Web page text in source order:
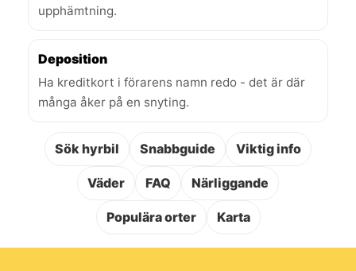
upphämtning.
Deposition
Ha kreditkort i förarens namn redo - det är där
många åker på en snyting.
Sök hyrbil Snabbguide Viktig info
Väder FAQ Närliggande
Populära orter Karta